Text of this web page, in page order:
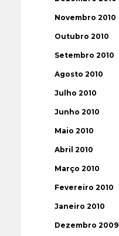
Novembro 2010
Outubro 2010
Setembro 2010
Agosto 2010
Julho 2010
Junho 2010
Maio 2010
Abril 2010
Março 2010
Fevereiro 2010
Janeiro 2010
Dezembro 2009